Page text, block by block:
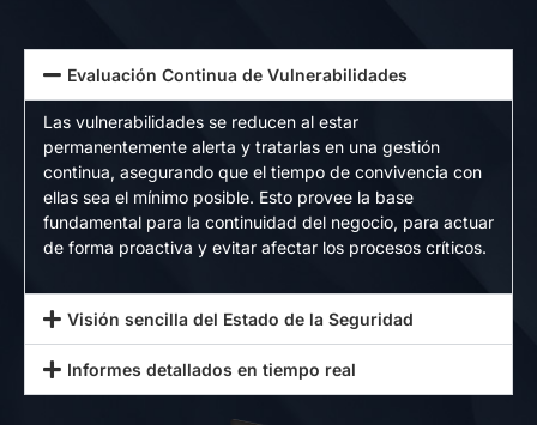
Evaluación Continua de Vulnerabilidades
Las vulnerabilidades se reducen al estar
permanentemente alerta y tratarlas en una gestión
continua, asegurando que el tiempo de convivencia con
ellas sea el mínimo posible. Esto provee la base
fundamental para la continuidad del negocio, para actuar
de forma proactiva y evitar afectar los procesos críticos.
Visión sencilla del Estado de la Seguridad
Informes detallados en tiempo real